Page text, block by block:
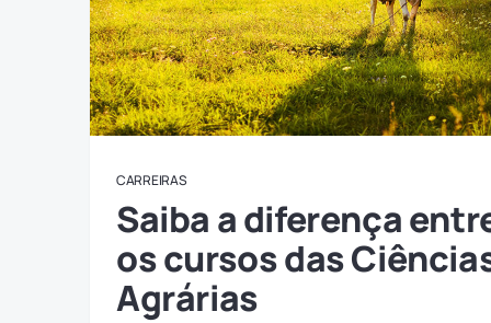
CARREIRAS
Saiba a diferença
os cursos das
Agrárias